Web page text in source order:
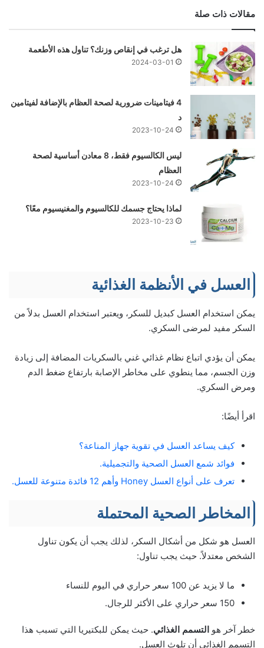
مقالات ذات صلة
هل ترغب في إنقاص وزنك؟ تناول هذه الأطعمة
2024-03-01
4 فيتامينات ضرورية لصحة العظام بالإضافة لفيتامين
د
2023-10-24
ليس الكالسيوم فقط، 8 معادن أساسية لصحة
العظام
2023-10-24
لماذا يحتاج جسمك للكالسيوم والمغنيسيوم معًا؟
2023-10-23
العسل في الأنظمة الغذائية
يمكن استخدام العسل كبديل للسكر، ويعتبر استخدام العسل بدلاً من
السكر مفيد لمرضى السكري.
يمكن أن يؤدي اتباع نظام غذائي غني بالسكريات المضافة إلى زيادة
وزن الجسم، مما ينطوي على مخاطر الإصابة بارتفاع ضغط الدم
ومرض السكري.
اقرأ أيضًا:
كيف يساعد العسل في تقوية جهاز المناعة؟
فوائد شمع العسل الصحية والتجميلية.
تعرف على أنواع العسل Honey وأهم 12 فائدة متنوعة للعسل.
المخاطر الصحية المحتملة
العسل هو شكل من أشكال السكر، لذلك يجب أن يكون تناول
الشخص معتدلاً. حيث يجب تناول:
ما لا يزيد عن 100 سعر حراري في اليوم للنساء
150 سعر حراري على الأكثر للرجال.
خطر آخر هو التسمم الغذائي. حيث يمكن للبكتيريا التي تسبب هذا
التسمم الغذائي أن تلوث العسل.